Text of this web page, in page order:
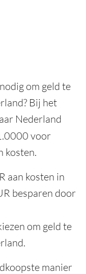
om geld te
Bij het
Nederland
voor
kosten.
aan kosten in
besparen door
om geld te
manier